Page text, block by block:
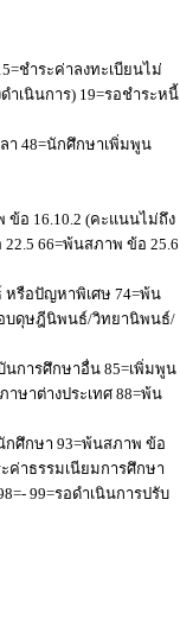
ชำระค่าลงทะเบียนไม่
เนินการ) 19=รอชำระหนี้
ลา 48=นักศึกษาเพิ่มพูน
ข้อ 16.10.2 (คะแนนไม่ถึง
66=พ้นสภาพ ข้อ 25.6
หรือปัญหาพิเศษ 74=พ้น
อบดุษฎีนิพนธ์/วิทยานิพนธ์/
นการศึกษาอื่น 85=เพิ่มพูน
ษาต่างประเทศ 88=พ้น
กศึกษา 93=พ้นสภาพ ข้อ
ค่าธรรมเนียมการศึกษา
99=รอดำเนินการปรับ